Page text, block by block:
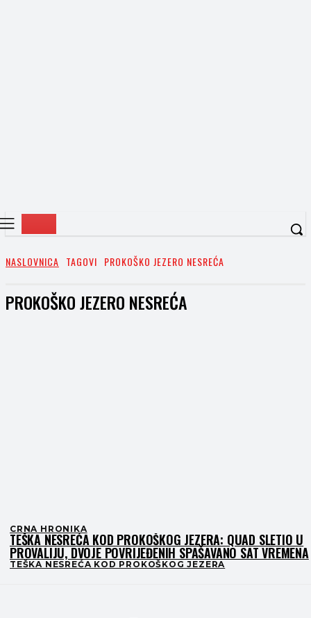
NASLOVNICA TAGOVI PROKOŠKO JEZERO NESREĆA
PROKOŠKO JEZERO NESREĆA
CRNA HRONIKA
TEŠKA NESREĆA KOD PROKOŠKOG JEZERA: QUAD SLETIO U
PROVALIJU, DVOJE POVRIJEĐENIH SPAŠAVANO SAT VREMENA
TEŠKA NESREĆA KOD PROKOŠKOG JEZERA